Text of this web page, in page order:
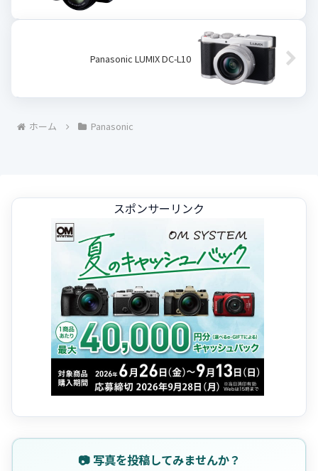
Panasonic LUMIX DC-L10
ホーム Panasonic
スポンサーリンク
📷 写真を投稿してみませんか？